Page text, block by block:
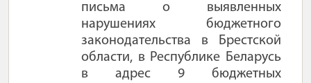
письма о выявленных
нарушениях бюджетного
законодательства в Брестской
области, в Республике Беларусь
в адрес 9 бюджетных